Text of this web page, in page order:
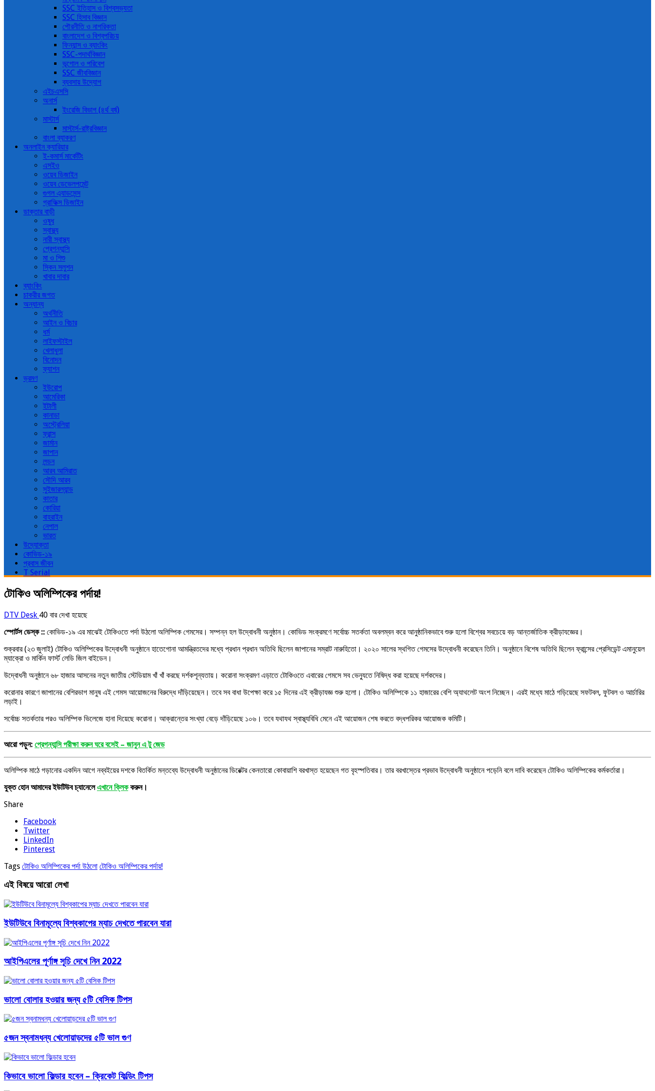
SSC ইতিহাস ও বিশ্বসভ্যতা
SSC হিসাব বিজ্ঞান
পৌরনীতি ও নাগরিকতা
বাংলাদেশ ও বিশ্বপরিচয়
ফিন্যান্স ও ব্যাংকিং
SSC-পদার্থবিজ্ঞান
ভূগোল ও পরিবেশ
SSC জীববিজ্ঞান
ব্যবসায় উদ্যোগ
এইচএসসি
অনার্স
ইংরেজি বিভাগ (৪র্থ বর্ষ)
মাস্টার্স
মাস্টার্স-রাষ্ট্রবিজ্ঞান
বাংলা ব্যাকরণ
অনলাইন ক্যারিয়ার
ই-কমার্স মার্কেটিং
এসইও
ওয়েব ডিজাইন
ওয়েব ডেভেলপমেন্ট
গুগল এ্যাডসেন্স
গ্রাফিক্স ডিজাইন
ডাক্তার বাড়ী
ওষুধ
স্বাস্থ্য
নারী স্বাস্থ্য
প্রেগন্যান্সি
মা ও শিশু
স্কিন সলুশন
খাবার দাবার
ব্যাংকিং
চাকরীর জগত
অন্যান্য
অর্থনীতি
আইন ও বিচার
ধর্ম
লাইফস্টাইল
খেলাধুলা
বিনোদন
ফ্যাশন
ভ্রমণ
ইউরোপ
আমেরিকা
ইটালী
কানাডা
অস্ট্রেলিয়া
ফ্রান্স
জার্মান
জাপান
লন্ডন
আরব আমিরাত
সৌদি আরব
সুইজারল্যান্ড
কাতার
কোরিয়া
বাহরাইন
নেপাল
ভারত
উদ্যোক্তা
কোভিড-১৯
প্রবাস জীবন
T Serial
টোকিও অলিম্পিকের পর্দায়!
DTV Desk 40 বার দেখা হয়েছে
স্পোর্টস ডেস্ক :: কোভিড-১৯ এর মাঝেই টোকিওতে পর্দা উঠলো অলিম্পিক গেমসের। সম্পন্ন হল উদ্বোধনী অনুষ্ঠান। কোভিড সংক্রমণে সর্বোচ্চ সতর্কতা অবলম্বন করে আনুষ্ঠানিকভাবে শুরু হলো বিশ্বের সবচেয়ে বড় আন্তর্জাতিক ক্রীড়াযজ্ঞের।
শুক্রবার (২৩ জুলাই) টোকিও অলিম্পিকের উদ্বোধনী অনুষ্ঠানে হাতেগোনা আমন্ত্রিতদের মধ্যে প্রধান প্রধান অতিথি ছিলেন জাপানের সম্রাট নারুহিতো। ২০২০ সালের স্থগিত গেমসের উদ্বোধনী করেছেন তিনি। অনুষ্ঠানে বিশেষ অতিথি ছিলেন ফ্রান্সের প্রেসিডেন্ট এমানুয়েল
ম্যাক্রো ও মার্কিন ফার্স্ট লেডি জিল বাইডেন।
উদ্বোধনী অনুষ্ঠানে ৬৮ হাজার আসনের নতুন জাতীয় স্টেডিয়াম খাঁ খাঁ করছে দর্শকশূন্যতায়। করোনা সংক্রমণ এড়াতে টোকিওতে এবারের গেমসে সব ভেন্যুতে নিষিদ্ধ করা হয়েছে দর্শকদের।
করোনার কারণে জাপানের বেশিরভাগ মানুষ এই গেমস আয়োজনের বিরুদ্ধে দাঁড়িয়েছেন। তবে সব বাধা উপেক্ষা করে ১৫ দিনের এই ক্রীড়াযজ্ঞ শুরু হলো। টোকিও অলিম্পিকে ১১ হাজারের বেশি অ্যাথলেট অংশ নিচ্ছেন। এরই মধ্যে মাঠে গড়িয়েছে সফটবল, ফুটবল ও আর্চারির
লড়াই।
সর্বোচ্চ সতর্কতার পরও অলিম্পিক ভিলেজে হানা দিয়েছে করোনা। আক্রান্তের সংখ্যা বেড়ে দাঁড়িয়েছে ১০৬। তবে যথাযথ স্বাস্থ্যবিধি মেনে এই আয়োজন শেষ করতে বদ্ধপরিকর আয়োজক কমিটি।
আরো পড়ুন: প্রেগন্যান্সি পরীক্ষা করুন ঘরে বসেই – জানুন এ টু জেড
অলিম্পিক মাঠে গড়ানোর একদিন আগে নব্বইয়ের দশকে বিতর্কিত মন্তব্যে উদ্বোধনী অনুষ্ঠানের ডিরেক্টর কেনতারো কোবায়াশি বরখাস্ত হয়েছেন গত বৃহস্পতিবার। তার বরখাস্তের প্রভাব উদ্বোধনী অনুষ্ঠানে পড়েনি বলে দাবি করেছেন টোকিও অলিম্পিকের কর্মকর্তারা।
যুক্ত হোন আমাদের ইউটিউব চ্যানেলেএখানে ক্লিককরুন।
Share
Facebook
Twitter
LinkedIn
Pinterest
Tags টোকিও অলিম্পিকের পর্দা উঠলো টোকিও অলিম্পিকের পর্দায়!
এই বিষয়ে আরো লেখা
ইউটিউবে বিনামূল্যে বিশ্বকাপের ম্যাচ দেখতে পারবেন যারা
আইপিএলের পূর্ণাঙ্গ সূচি দেখে নিন 2022
ভালো বোলার হওয়ার জন্য ৫টি বেসিক টিপস
৫জন স্বনামধন্য খেলোয়াড়দের ৫টি ভাল গুণ
কিভাবে ভালো ফিল্ডার হবেন – ক্রিকেট ফিল্ডিং টিপস